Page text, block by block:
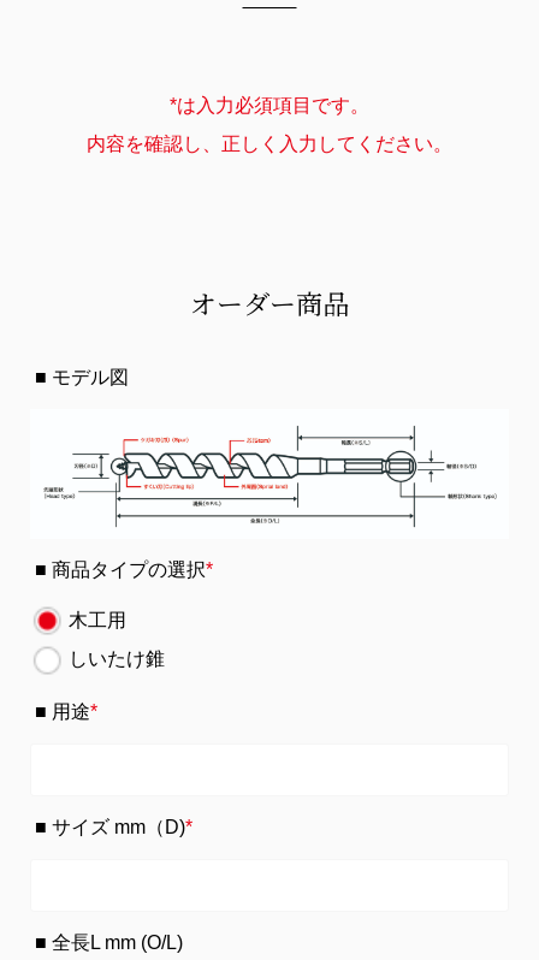
*は入力必須項目です。
内容を確認し、正しく入力してください。
オーダー商品
モデル図
商品タイプの選択*
木工用
しいたけ錐
用途*
サイズ mm（D)*
全長L mm (O/L)